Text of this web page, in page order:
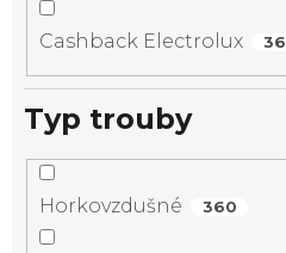
Cashback Electrolux 36
Typ trouby
Horkovzdušné 360